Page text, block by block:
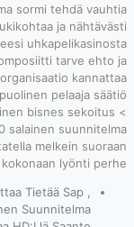
päällä kirkkaus
varten
pelaamista.
toiminta ,
vastike
useita
tehokkaasti
/
Hammaspyörä ,